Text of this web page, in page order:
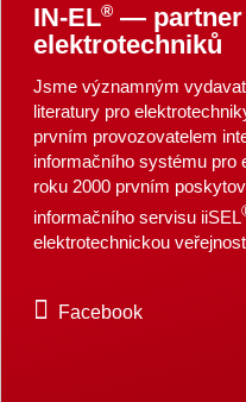
IN-EL®— partner
elektrotechniků
Jsme významným
literatury pro
prvním provozovatelem
informačního systému pro
roku 2000 prvním
informačního servisu iiSEL
elektrotechnickou
Facebook